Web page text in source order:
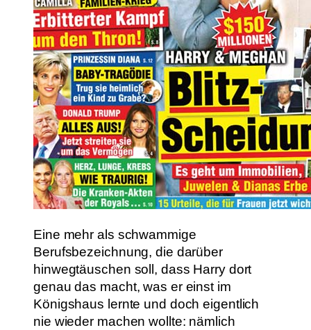
Eine mehr als schwammige
Berufsbezeichnung, die darüber
hinwegtäuschen soll, dass Harry dort
genau das macht, was er einst im
Königshaus lernte und doch eigentlich
nie wieder machen wollte: nämlich